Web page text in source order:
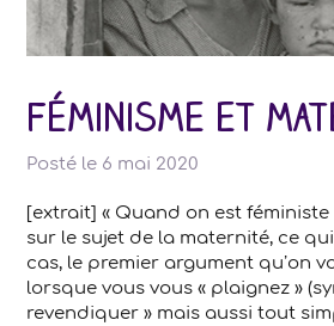
Féminisme et
Posté le 6 mai 2020
[extrait] « Quand on est féministe
sur le sujet de la maternité, ce
cas, le premier argument qu’on
lorsque vous vous « plaignez »
revendiquer » mais aussi tout